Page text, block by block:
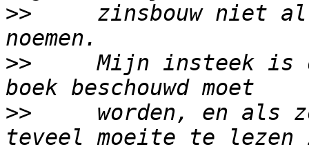
>>
zinsbouw niet
>>
Mijn insteek is
>>
worden, en als